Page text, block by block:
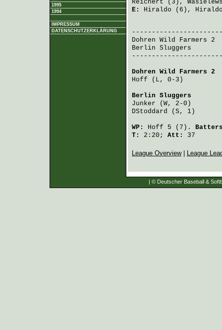
1995
1994
IMPRESSUM
DATENSCHUTZERKLÄRUNG
Reichert (3),
E: Hiraldo (6), Hiraldo
Dohren Wild Farmers 2
Berlin Sluggers
Dohren Wild Farmers 2
Hoff (L, 0-3)
Berlin Sluggers
Junker (W, 2-0)
DStoddard (S, 1)
WP: Hoff 5 (7).
T:
2:20; Att: 37
League Overview| League
| © Deutscher Baseball &